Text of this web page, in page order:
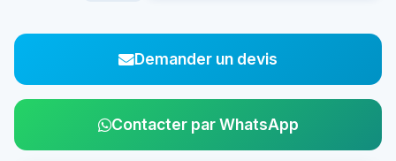
Demander un devis
Contacter par WhatsApp